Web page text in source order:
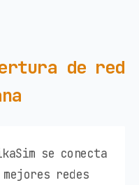
de red
se conecta
redes